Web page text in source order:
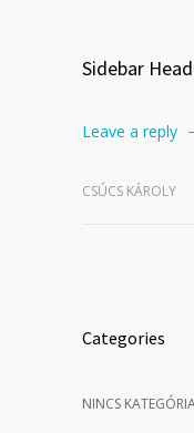
Sidebar
Leave a reply
CSÚCS KÁROLY
Categories
NINCS